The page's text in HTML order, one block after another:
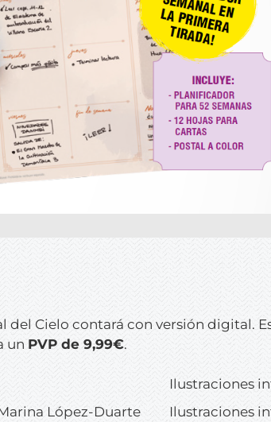
del Cielo contará con versión digital.
un PVP de 9,99€.
López-Duarte
Ilustraciones
Ilustraciones